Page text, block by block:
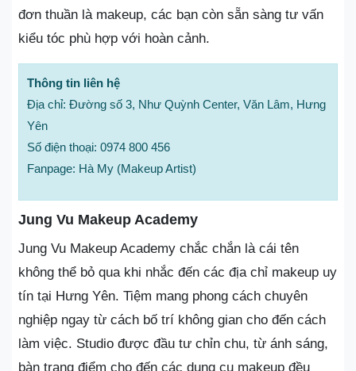
đơn thuần là makeup, các bạn còn sẵn sàng tư vấn
kiểu tóc phù hợp với hoàn cảnh.
Thông tin liên hệ
Địa chỉ: Đường số 3, Như Quỳnh Center, Văn Lâm, Hưng
Yên
Số điện thoại: 0974 800 456
Fanpage: Hà My (Makeup Artist)
Jung Vu Makeup Academy
Jung Vu Makeup Academy chắc chắn là cái tên
không thể bỏ qua khi nhắc đến các địa chỉ makeup uy
tín tại Hưng Yên. Tiệm mang phong cách chuyên
nghiệp ngay từ cách bố trí không gian cho đến cách
làm việc. Studio được đầu tư chỉn chu, từ ánh sáng,
bàn trang điểm cho đến các dụng cụ makeup đều